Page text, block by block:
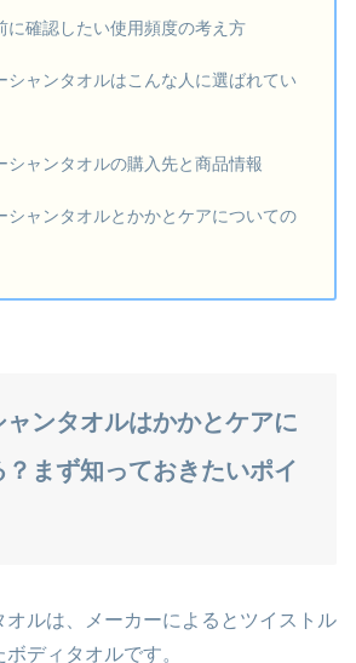
に確認したい使用頻度の考え方
シャンタオルはこんな人に選ばれてい
シャンタオルの購入先と商品情報
シャンタオルとかかとケアについての
ャンタオルはかかとケアに
まず知っておきたいポイ
オルは、メーカーによるとツイストル
ディタオルです。